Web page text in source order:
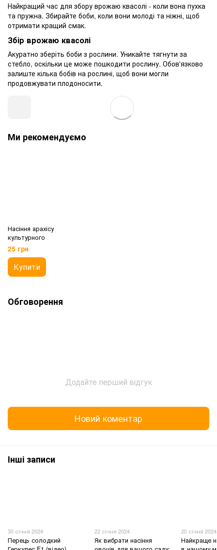
Найкращий час для збору врожаю квасолі - коли вона пухка
та пружна. Збирайте боби, коли вони молоді та ніжні, щоб
отримати кращий смак.
Збір врожаю квасолі
Акуратно зберіть боби з рослини. Уникайте тягнути за
стебло, оскільки це може пошкодити рослину. Обов'язково
залиште кілька бобів на рослині, щоб вони могли
продовжувати плодоносити.
Ми рекомендуємо
Насіння арахісу
культурного
25 грн
Купити
Обговорення
Додайте перший відгук
Новий коментар
Інші записи
30 січня 2024
Перець солодкий
22 січня 2024
Як вибрати насіння
20 січня 2024
Найкраще